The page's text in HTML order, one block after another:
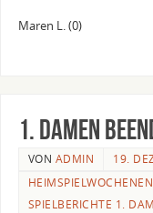
Maren L. (0)
1. Damen
VON ADMIN
19.
SPIELBERICHTE 1.